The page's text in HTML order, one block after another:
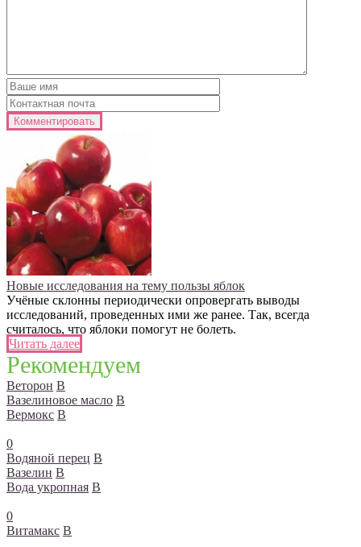
Новые исследования на тему пользы яблок
Учёные склонны периодически опровергать выводы
исследований, проведенных ими же ранее. Так, всегда
считалось, что яблоки помогут не болеть.
Читать далее
Рекомендуем
Веторон В
Вазелиновое масло В
Вермокс В
0
Водяной перец В
Вазелин В
Вода укропная В
0
Витамакс В